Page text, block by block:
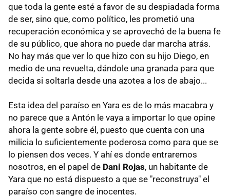
que toda la gente esté a favor de su despiadada forma
de ser, sino que, como político, les prometió una
recuperación económica y se aprovechó de la buena fe
de su público, que ahora no puede dar marcha atrás.
No hay más que ver lo que hizo con su hijo Diego, en
medio de una revuelta, dándole una granada para que
decida si soltarla desde una azotea a los de abajo...
Esta idea del paraíso en Yara es de lo más macabra y
no parece que a Antón le vaya a importar lo que opine
ahora la gente sobre él, puesto que cuenta con una
milicia lo suficientemente poderosa como para que se
lo piensen dos veces. Y ahí es donde entraremos
nosotros, en el papel de Dani Rojas, un habitante de
Yara que no está dispuesto a que se "reconstruya" el
paraíso con sangre de inocentes.